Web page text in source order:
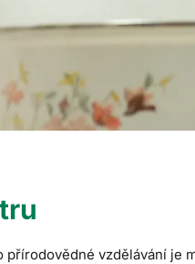
přírodovědné vzdělávání je